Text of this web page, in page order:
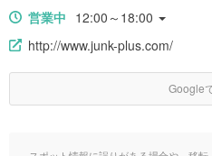
営業中 12:00～18:00
http://www.junk-plus.com/
Google